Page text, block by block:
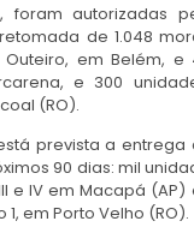
foram autorizadas
de 1.048
em Belém, e
e 300
(RO).
prevista a entrega
90 dias: mil
e IV em Macapá (AP)
em Porto Velho (RO).